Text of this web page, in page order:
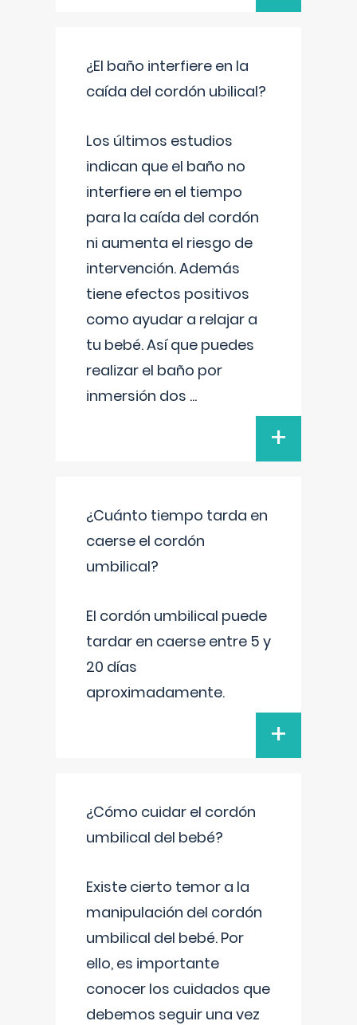
¿El baño interfiere en la
caída del cordón ubilical?
Los últimos estudios
indican que el baño no
interfiere en el tiempo
para la caída del cordón
ni aumenta el riesgo de
intervención. Además
tiene efectos positivos
como ayudar a relajar a
tu bebé. Así que puedes
realizar el baño por
inmersión dos ...
+
¿Cuánto tiempo tarda en
caerse el cordón
umbilical?
El cordón umbilical puede
tardar en caerse entre 5 y
20 días
aproximadamente.
+
¿Cómo cuidar el cordón
umbilical del bebé?
Existe cierto temor a la
manipulación del cordón
umbilical del bebé. Por
ello, es importante
conocer los cuidados que
debemos seguir una vez